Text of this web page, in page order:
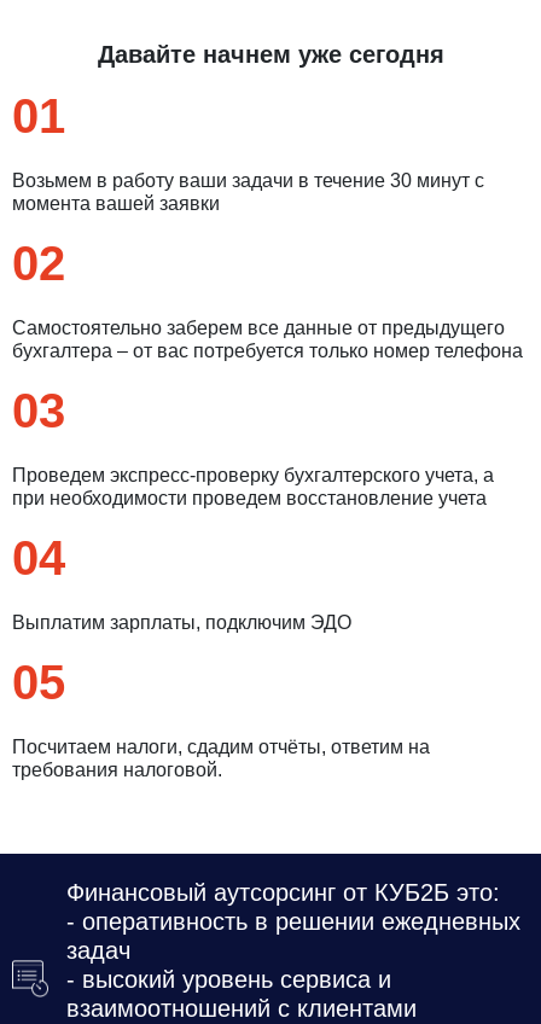
Давайте начнем уже сегодня
01
Возьмем в работу ваши задачи в течение 30 минут с
момента вашей заявки
02
Самостоятельно заберем все данные от предыдущего
бухгалтера – от вас потребуется только номер телефона
03
Проведем экспресс-проверку бухгалтерского учета, а
при необходимости проведем восстановление учета
04
Выплатим зарплаты, подключим ЭДО
05
Посчитаем налоги, сдадим отчёты, ответим на
требования налоговой.
Финансовый аутсорсинг от КУБ2Б это:
- оперативность в решении ежедневных
задач
- высокий уровень сервиса и
взаимоотношений с клиентами
Нажимая кнопку отправить я
ПринимаюПолитику конфиденциальности